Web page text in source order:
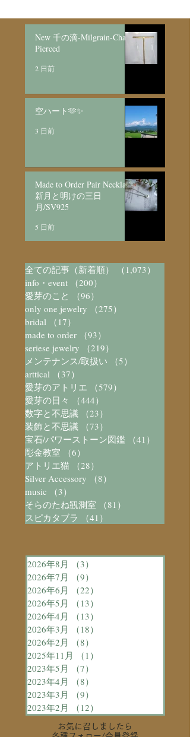
New 千の滴-Milgrain-Chain
Pierced
2 日前
空ハート🫶✨
3 日前
Made to Order Pair Necklace
新月と明けの三日
月/SV925
5 日前
全ての記事（新着順） （1,073）
info・event
（200）
愛芽のこと
（96）
only one jewelry
（275）
bridal
（17）
made to order
（93）
seriese jewelry
（219）
メンテナンス/取扱い
（5）
arttical
（37）
愛芽のアトリエ
（579）
愛芽の日々
（444）
数字と不思議
（23）
装飾と不思議
（73）
宝石/パワーストーン図鑑
（41）
彫金教室
（6）
アトリエ猫
（28）
Silver Accessory
（8）
music
（3）
そらのたね観測室
（81）
スピカタブラ
（41）
2026年8月 （3）
2026年7月
（9）
2026年6月
（22）
2026年5月
（13）
2026年4月
（13）
2026年3月
（18）
2026年2月
（8）
2025年11月
（1）
2023年5月
（7）
2023年4月
（8）
2023年3月
（9）
2023年2月
（12）
お気に召しましたら